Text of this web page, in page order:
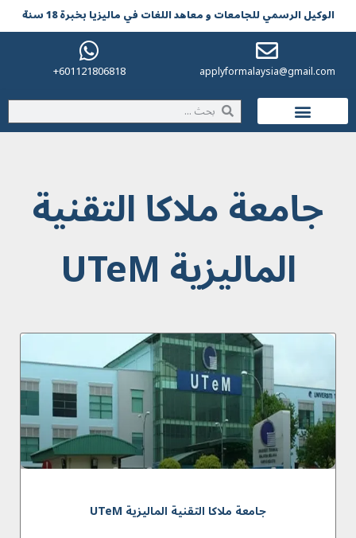
الوکیل الرسمي للجامعات و معاهد اللغات في مالیزیا بخبرة 18 سنة
applyformalaysia@gmail.com
601121806818+
جامعة ملاكا التقنية
الماليزية UTeM
جامعة ملاكا التقنية الماليزية UTeM